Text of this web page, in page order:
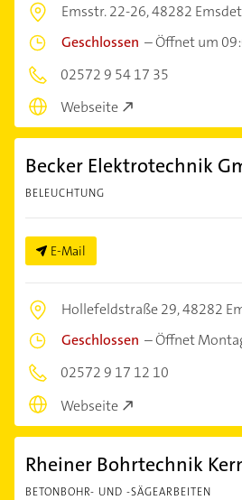
Emsstr. 22-26,48282
Geschlossen –Öffnet um
02572 9 54 17 35
Webseite
Becker Elektrotechnik
BELEUCHTUNG
E-Mail
Hollefeldstraße 29,48282
Geschlossen –Öffnet
02572 9 17 12 10
Webseite
Rheiner Bohrtechnik
BETONBOHR- UND -SÄGEARBEITEN